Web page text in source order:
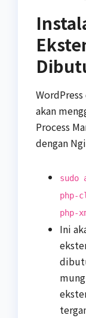
akan
Process
dengan
sudo
php-
php-
Ini